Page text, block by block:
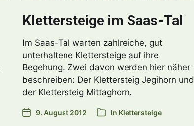
Klettersteige im Saas-Tal
Im Saas-Tal warten zahlreiche, gut
unterhaltene Klettersteige auf ihre
Begehung. Zwei davon werden hier näher
beschreiben: Der Klettersteig Jegihorn und
der Klettersteig Mittaghorn.
9. August 2012 In Klettersteige